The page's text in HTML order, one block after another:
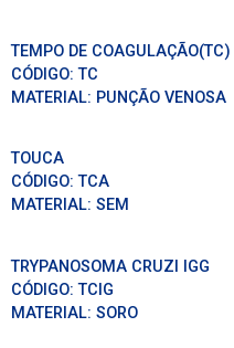
TEMPO DE COAGULAÇÃO(TC)
CÓDIGO:TC
MATERIAL: PUNÇÃO VENOSA
TOUCA
CÓDIGO:TCA
MATERIAL: SEM
TRYPANOSOMA CRUZI IGG
CÓDIGO:TCIG
MATERIAL: SORO